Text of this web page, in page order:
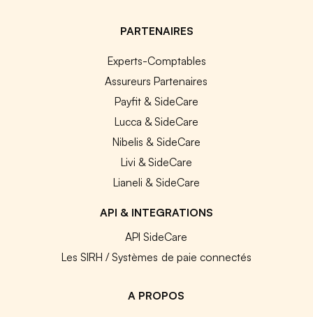
PARTENAIRES
Experts-Comptables
Assureurs Partenaires
Payfit & SideCare
Lucca & SideCare
Nibelis & SideCare
Livi & SideCare
Lianeli & SideCare
API & INTEGRATIONS
API SideCare
Les SIRH / Systèmes de paie connectés
A PROPOS